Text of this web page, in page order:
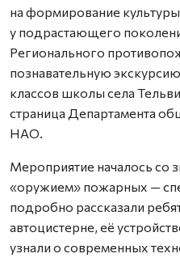
на формирование
у подрастающего
Регионального
познавательную
классов школы села
страница Департамента
НАО.
Мероприятие началось со
«оружием» пожарных —
подробно рассказали
автоцистерне, её
узнали о современных